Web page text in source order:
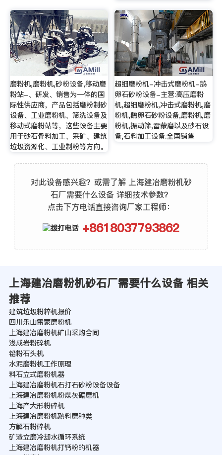
磨粉机,磨粉机,砂粉设备,移动磨
粉站-、研发、销售为一体的国
际性供应商，产品包括磨粉制砂
设备、工业磨粉机、筛洗设备及
移动式磨粉站等，这些设备主要
用于砂石骨料加工、采矿、建筑
垃圾资源化、工业制粉等方向。
超细磨粉机-冲击式磨粉机-鹅
卵石砂粉设备-主营:高压磨粉
机,超细磨粉机,冲击式磨粉机,磨
粉机,鹅卵石砂粉设备,磨粉机,磨
粉机,振动筛,雷蒙磨以及砂石设
备,石料加工设备.全国销售
对此设备感兴趣？或需了解 上海建冶磨粉机砂
石厂需要什么设备 详细技术参数？
点击下方电话直接咨询厂家工程师：
+8618037793862
上海建冶磨粉机砂石厂需要什么设备 相关
推荐
建筑垃圾粉粹机报价
四川乐山雷蒙磨粉机
上海建冶磨粉机矿山采购合同
浅成岩粉碎机
铅粉石头机
水泥磨粉机工作原理
料石立式磨粉机器
上海建冶磨粉机石打石砂粉设备设备
上海建冶磨粉机粉煤灰碾磨机
上海产大形粉碎机
上海建冶磨粉机熟料磨种类
方解石粉碎机
矿渣立磨冷却水循环系统
上海建冶磨粉机打钙粉的机器